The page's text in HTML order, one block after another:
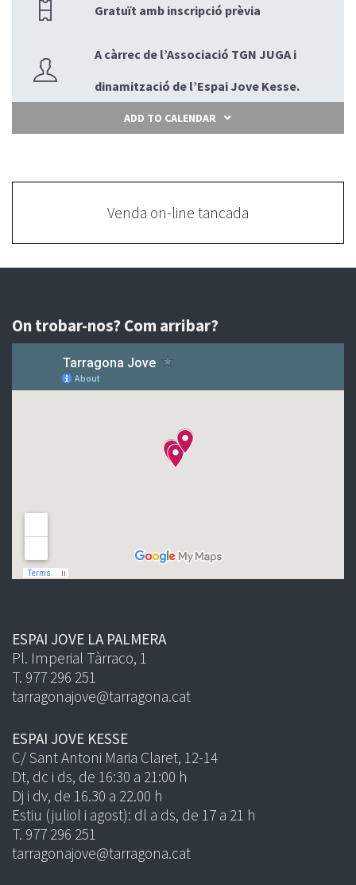
Gratuït amb inscripció prèvia
A càrrec de l’Associació TGN JUGA i
dinamització de l’Espai Jove Kesse.
ADD TO CALENDAR
Venda on-line tancada
On trobar-nos? Com arribar?
ESPAI JOVE LA PALMERA
Pl. Imperial Tàrraco, 1
T. 977 296 251
tarragonajove@tarragona.cat
ESPAI JOVE KESSE
C/ Sant Antoni Maria Claret, 12-14
Dt, dc i ds, de 16:30 a 21:00 h
Dj i dv, de 16.30 a 22.00 h
Estiu (juliol i agost): dl a ds, de 17 a 21 h
T. 977 296 251
tarragonajove@tarragona.cat